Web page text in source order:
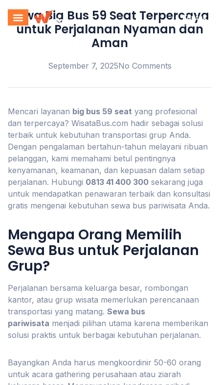
Kontak
Sewa Big Bus 59 Seat Terpercaya
untuk Perjalanan Nyaman dan
Aman
September 7, 2025No Comments
Mencari layanan big bus 59 seat yang profesional
dan terpercaya? WisataBus.com hadir sebagai solusi
terbaik untuk kebutuhan transportasi grup Anda.
Dengan pengalaman bertahun-tahun melayani ribuan
pelanggan, kami memahami betul pentingnya
kenyamanan, keamanan, dan kepuasan dalam setiap
perjalanan. Hubungi 0813 41 400 300 sekarang juga
untuk mendapatkan penawaran terbaik dan konsultasi
gratis mengenai kebutuhan sewa bus pariwisata Anda.
Mengapa Orang Memilih
Sewa Bus untuk Perjalanan
Grup?
Perjalanan bersama keluarga besar, rombongan
kantor, atau grup wisata memerlukan perencanaan
transportasi yang matang. Sewa bus
pariwisata menjadi pilihan utama karena memberikan
solusi praktis untuk berbagai kebutuhan perjalanan.
Bayangkan Anda harus mengkoordinir 50-60 orang
untuk acara gathering perusahaan atau ziarah